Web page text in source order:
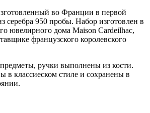
во Франции в первой
серебра 950 пробы. Набор изготовлен в
ювелирного дома Maison Cardeilhac,
французского королевского
ручки выполнены из кости.
классиеском стиле и сохранены в